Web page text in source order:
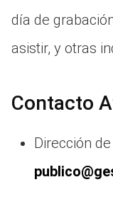
día de
asistir, y otras
Contacto
Dirección